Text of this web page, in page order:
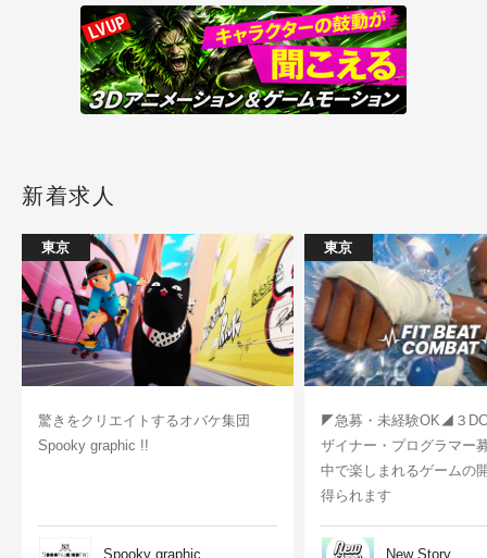
新着求人
東京
驚きをクリエイトするオバケ集団
Spooky graphic !!
Spooky graphic
東京
◤急募・未経験OK◢３
ザイナー・プログラマー
中で楽しまれるゲームの
得られます
New Story